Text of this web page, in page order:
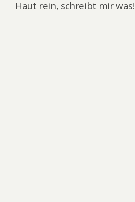
Haut rein, schreibt mir was!